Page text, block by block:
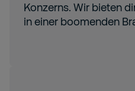
Konzerns. Wir bieten
in einer boomenden